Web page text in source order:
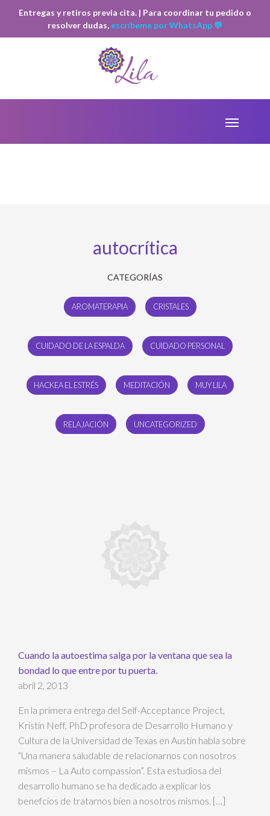
Entregas y retiros previa cita. | Para coordinar tu pedido o
resolver dudas, escríbeme por WhatsApp 💬
autocrítica
CATEGORÍAS
AROMATERAPIA CRISTALES
CUIDADO DE LA ESPALDA CUIDADO PERSONAL
HACKEA EL ESTRÉS MEDITACIÓN MUY LILA
RELAJACIÓN UNCATEGORIZED
Cuando la autoestima salga por la ventana que sea la
bondad lo que entre por tu puerta.
abril 2, 2013
En la primera entrega del Self-Acceptance Project,
Kristin Neff, PhD profesora de Desarrollo Humano y
Cultura de la Universidad de Texas en Austin habla sobre
“Una manera saludable de relacionarnos con nosotros
mismos – La Auto compassion”. Esta estudiosa del
desarrollo humano se ha dedicado a explicar los
benefcios de tratarnos bien a nosotros mismos. […]